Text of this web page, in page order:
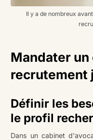
Il y a de nombreux
Mandater
recrutement
Définir les
le profil
Dans un cabinet